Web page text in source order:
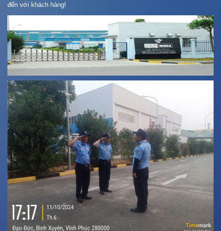
đến với khách hàng!